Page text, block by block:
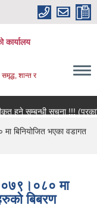
कार्यालय
समृद्ध, शान्त र
सम्बन्धी सूचना !!! (प्रकाशित
बिनियोजित भएका वडागत
मा
बिबरण